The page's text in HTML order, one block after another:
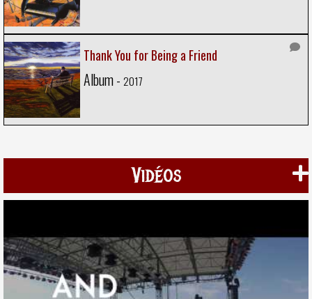
Thank You for Being a Friend
Album - 2017
Vidéos